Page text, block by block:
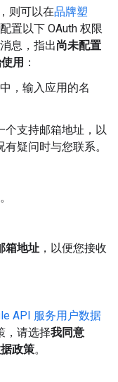
则可以在品牌塑
置以下 OAuth 权限
息，指出尚未配置
用 ：
，输入应用的名
个支持邮箱地址，以
疑问时与您联系。
。
箱地址 ，以便您接收
API 服务用户数据
，请选择我同意
政策。